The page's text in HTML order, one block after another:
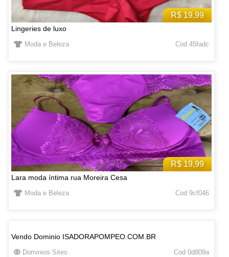
R$ 19,99
Lingeries de luxo
Moda e Beleza Cod 45fadc
R$ 19,99
Lara moda íntima rua Moreira Cesa
Moda e Beleza Cod 9cf046
Vendo Dominio ISADORAPOMPEO.COM.BR
Dominios Sites Cod 0d809a